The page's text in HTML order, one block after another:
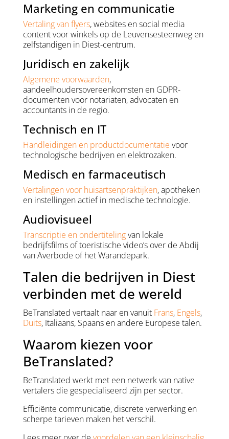
Marketing en communicatie
Vertaling van flyers, websites en social media
content voor winkels op de Leuvensesteenweg en
zelfstandigen in Diest-centrum.
Juridisch en zakelijk
Algemene voorwaarden,
aandeelhoudersovereenkomsten en GDPR-
documenten voor notariaten, advocaten en
accountants in de regio.
Technisch en IT
Handleidingen en productdocumentatie voor
technologische bedrijven en elektrozaken.
Medisch en farmaceutisch
Vertalingen voor huisartsenpraktijken, apotheken
en instellingen actief in medische technologie.
Audiovisueel
Transcriptie en ondertitelingvan lokale
bedrijfsfilms of toeristische video’s over de Abdij
van Averbode of het Warandepark.
Talen die bedrijven in Diest
verbinden met de wereld
BeTranslated vertaalt naar en vanuit Frans, Engels,
Duits, Italiaans, Spaans en andere Europese talen.
Waarom kiezen voor
BeTranslated?
BeTranslated werkt met een netwerk van native
vertalers die gespecialiseerd zijn per sector.
Efficiënte communicatie, discrete verwerking en
scherpe tarieven maken het verschil.